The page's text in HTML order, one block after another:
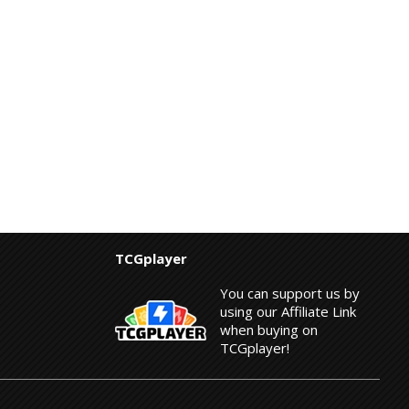
TCGplayer
You can support us by
using our Affiliate Link
when buying on
TCGplayer!